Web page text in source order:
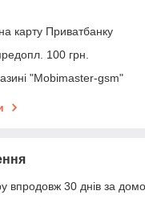
карту Приватбанку
100 грн.
"Mobimaster-gsm"
впродовж 30 днів за